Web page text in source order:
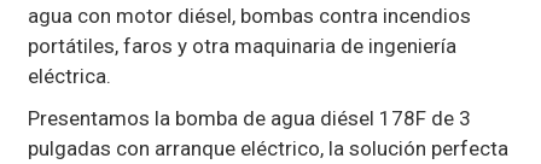
agua con motor diésel, bombas contra incendios
portátiles, faros y otra maquinaria de ingeniería
eléctrica.
Presentamos la bomba de agua diésel 178F de 3
pulgadas con arranque eléctrico, la solución perfecta